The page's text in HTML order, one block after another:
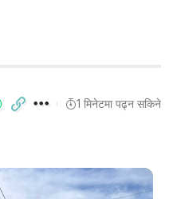
1 मिनेटमा पढ्न सकिने